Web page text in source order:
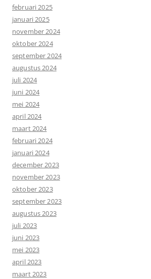
februari 2025
januari 2025
november 2024
oktober 2024
september 2024
augustus 2024
juli 2024
juni 2024
mei 2024
april 2024
maart 2024
februari 2024
januari 2024
december 2023
november 2023
oktober 2023
september 2023
augustus 2023
juli 2023
juni 2023
mei 2023
april 2023
maart 2023